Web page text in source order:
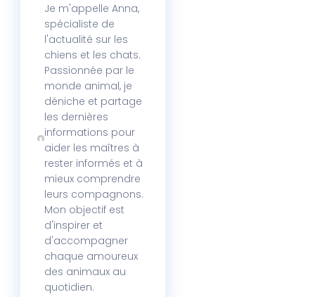
Je m'appelle Anna,
spécialiste de
l'actualité sur les
chiens et les chats.
Passionnée par le
monde animal, je
déniche et partage
les dernières
informations pour
aider les maîtres à
rester informés et à
mieux comprendre
leurs compagnons.
Mon objectif est
d'inspirer et
d'accompagner
chaque amoureux
des animaux au
quotidien.